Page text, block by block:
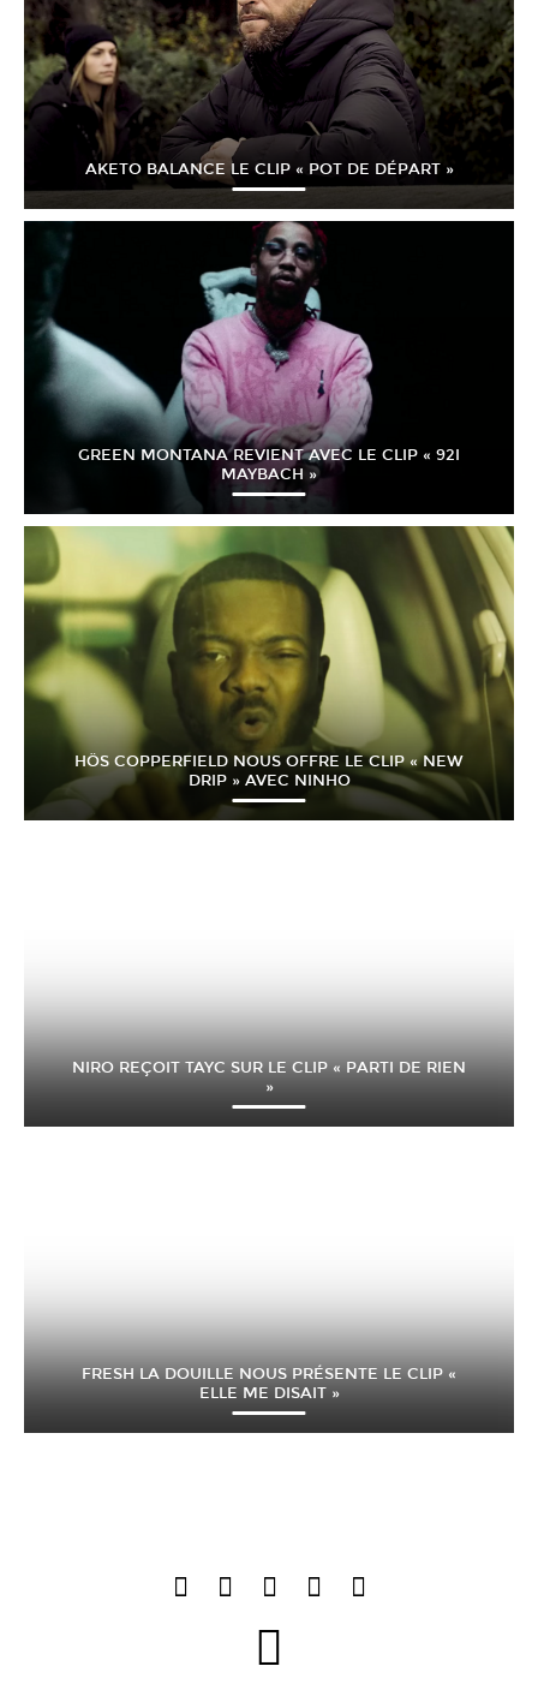
AKETO BALANCE LE CLIP « POT DE DÉPART »
GREEN MONTANA REVIENT AVEC LE CLIP « 92I
MAYBACH »
HÖS COPPERFIELD NOUS OFFRE LE CLIP « NEW
DRIP » AVEC NINHO
NIRO REÇOIT TAYC SUR LE CLIP « PARTI DE RIEN
»
FRESH LA DOUILLE NOUS PRÉSENTE LE CLIP «
ELLE ME DISAIT »